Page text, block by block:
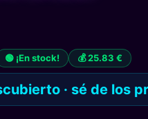
🟢 ¡En stock! 💰 25.83 €
· sé de los